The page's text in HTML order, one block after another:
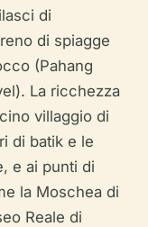
di
di spiagge
(Pahang
La ricchezza
villaggio di
di batik e le
e ai punti di
la Moschea di
Reale di